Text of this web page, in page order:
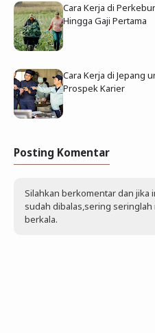
Cara Kerja di
Hingga Gaji Pertama
Cara Kerja di Jepang
Prospek Karier
Posting Komentar
Silahkan berkomentar dan jika
sudah dibalas,sering
berkala.